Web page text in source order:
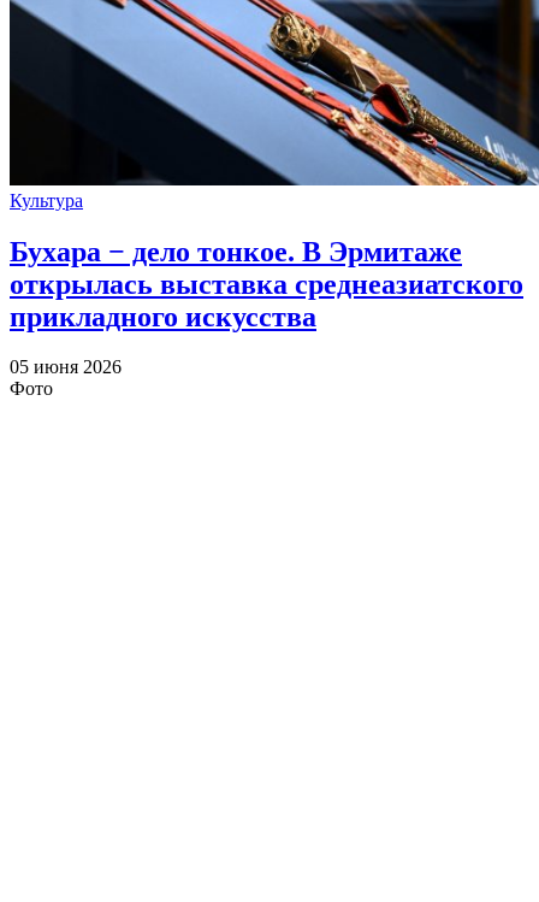
Культура
Бухара − дело тонкое. В Эрмитаже
открылась выставка среднеазиатского
прикладного искусства
05 июня 2026
Фото